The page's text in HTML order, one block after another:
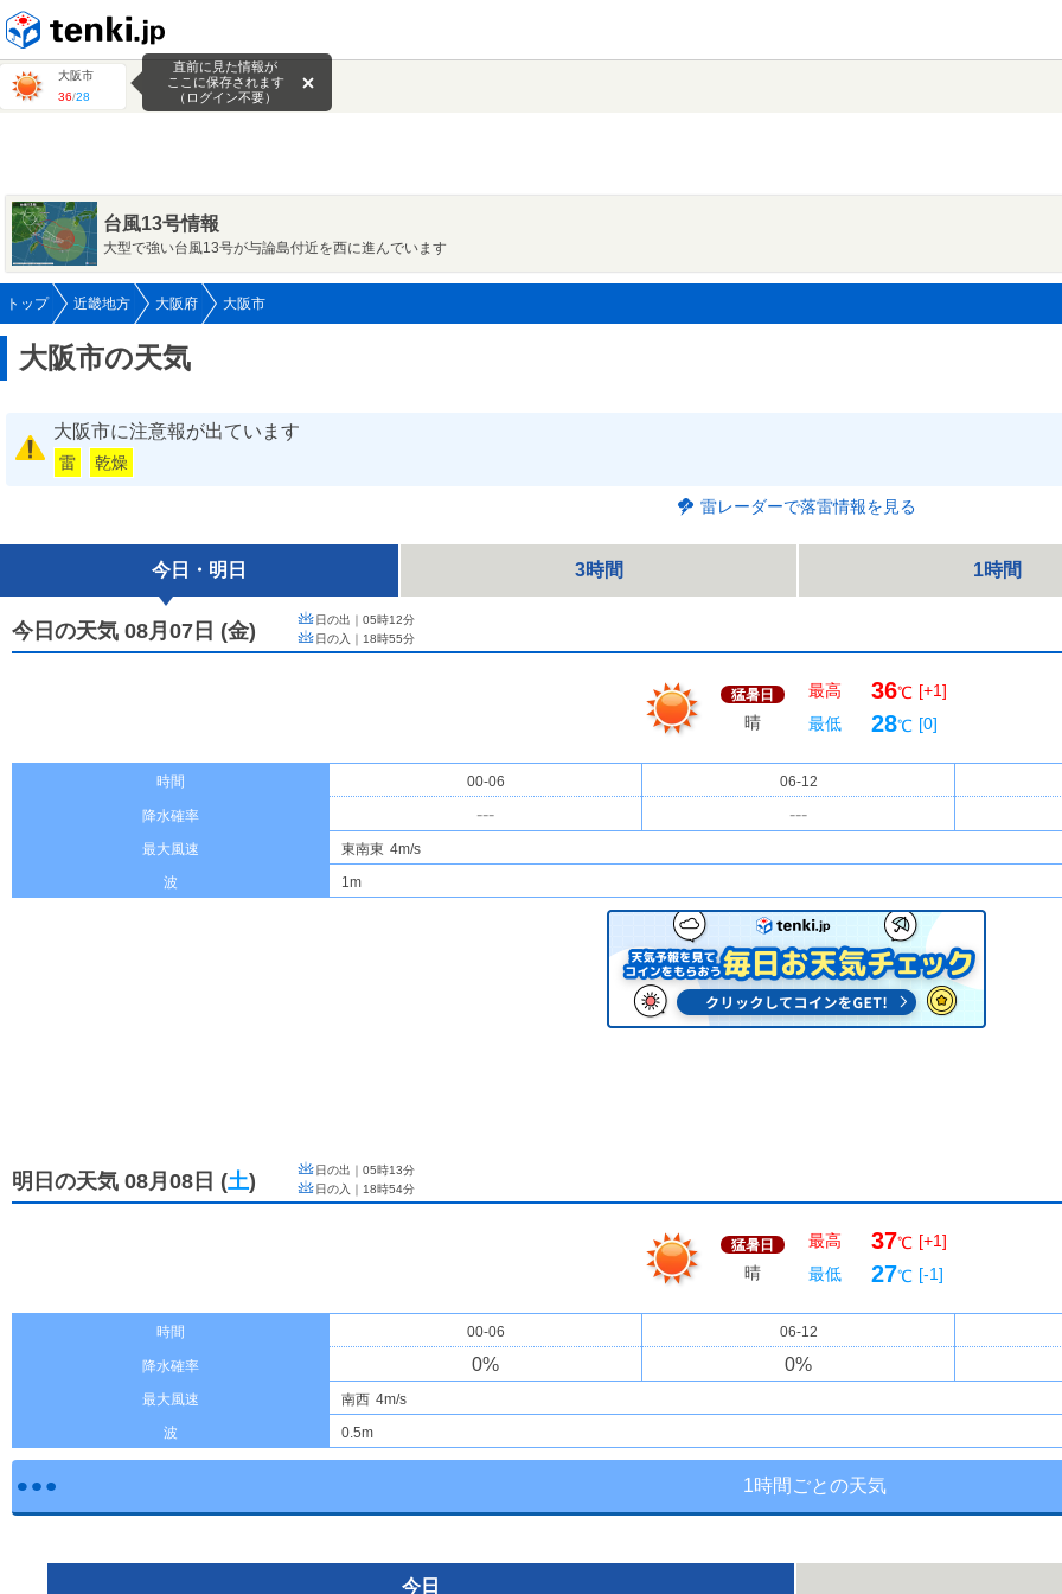
大阪市
36/28
直前に見た情報が
ここに保存されます
（ログイン不要）
台風13号情報
大型で強い台風13号が与論島付近を西に進んでいます
トップ 近畿地方 大阪府 大阪市
大阪市の天気
大阪市に注意報が出ています
雷 乾燥
雷レーダーで落雷情報を見る
今日・明日 3時間 1時間
今日の天気 08月07日 (金) 日の出｜ 05時12分
日の入｜ 18時55分
猛暑日
晴
最高 36℃ [+1]
最低
28℃ [0]
時間 00-06 06-12
降水確率 --- ---
最大風速 東南東 4m/s
波
1m
明日の天気 08月08日 (土) 日の出｜ 05時13分
日の入｜ 18時54分
猛暑日
晴
最高 37℃ [+1]
最低
27℃ [-1]
時間 00-06 06-12
降水確率 0% 0%
最大風速 南西 4m/s
波
0.5m
1時間ごとの天気
今日